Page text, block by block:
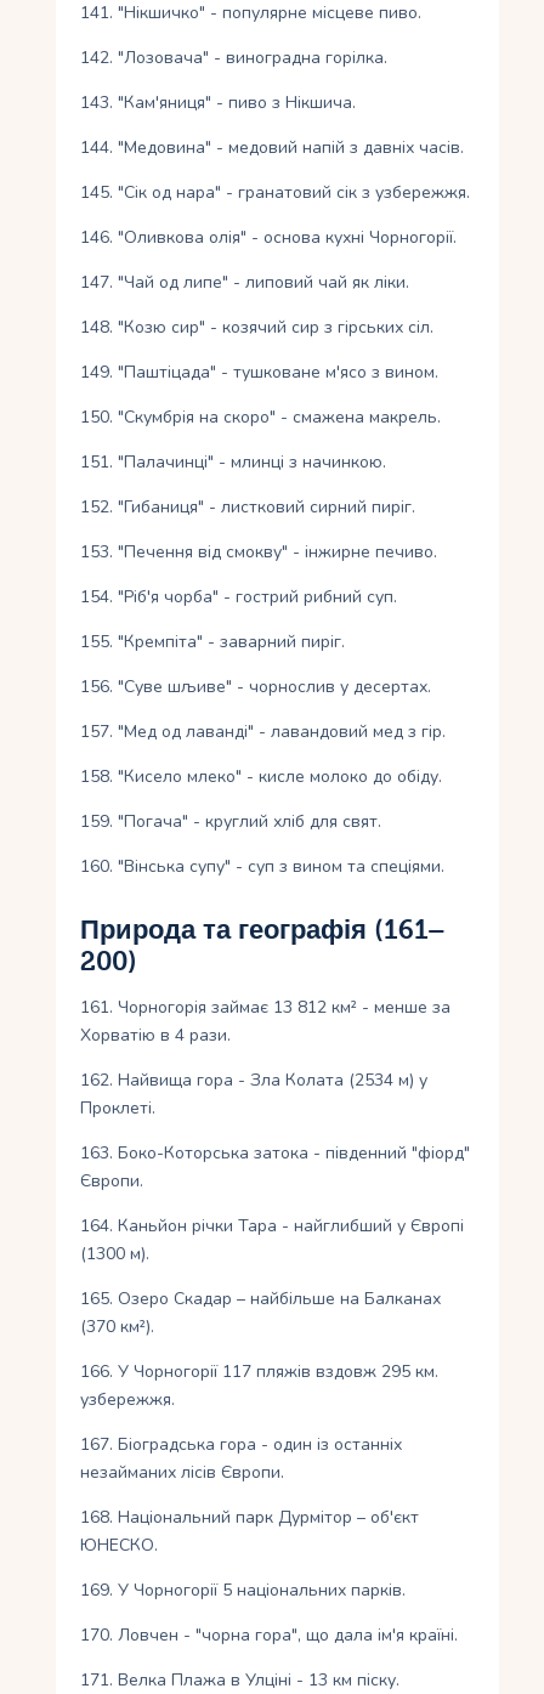
141. "Нікшичко" - популярне місцеве пиво.
142. "Лозовача" - виноградна горілка.
143. "Кам'яниця" - пиво з Нікшича.
144. "Медовина" - медовий напій з давніх часів.
145. "Сік од нара" - гранатовий сік з узбережжя.
146. "Оливкова олія" - основа кухні Чорногорії.
147. "Чай од липе" - липовий чай як ліки.
148. "Козю сир" - козячий сир з гірських сіл.
149. "Паштіцада" - тушковане м'ясо з вином.
150. "Скумбрія на скоро" - смажена макрель.
151. "Палачинці" - млинці з начинкою.
152. "Гибаниця" - листковий сирний пиріг.
153. "Печення від смокву" - інжирне печиво.
154. "Ріб'я чорба" - гострий рибний суп.
155. "Кремпіта" - заварний пиріг.
156. "Суве шљиве" - чорнослив у десертах.
157. "Мед од лаванді" - лавандовий мед з гір.
158. "Кисело млеко" - кисле молоко до обіду.
159. "Погача" - круглий хліб для свят.
160. "Вінська супу" - суп з вином та спеціями.
Природа та географія (161–
200)
161. Чорногорія займає 13 812 км² - менше за
Хорватію в 4 рази.
162. Найвища гора - Зла Колата (2534 м) у
Проклеті.
163. Боко-Которська затока - південний "фіорд"
Європи.
164. Каньйон річки Тара - найглибший у Європі
(1300 м).
165. Озеро Скадар – найбільше на Балканах
(370 км²).
166. У Чорногорії 117 пляжів вздовж 295 км.
узбережжя.
167. Біоградська гора - один із останніх
незайманих лісів Європи.
168. Національний парк Дурмітор – об'єкт
ЮНЕСКО.
169. У Чорногорії 5 національних парків.
170. Ловчен - "чорна гора", що дала ім'я країні.
171. Велка Плажа в Улціні - 13 км піску.